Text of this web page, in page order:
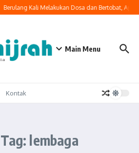
Berulang Kali Melakukan Dosa dan Bertobat,
Main Menu
Kontak
lembaga